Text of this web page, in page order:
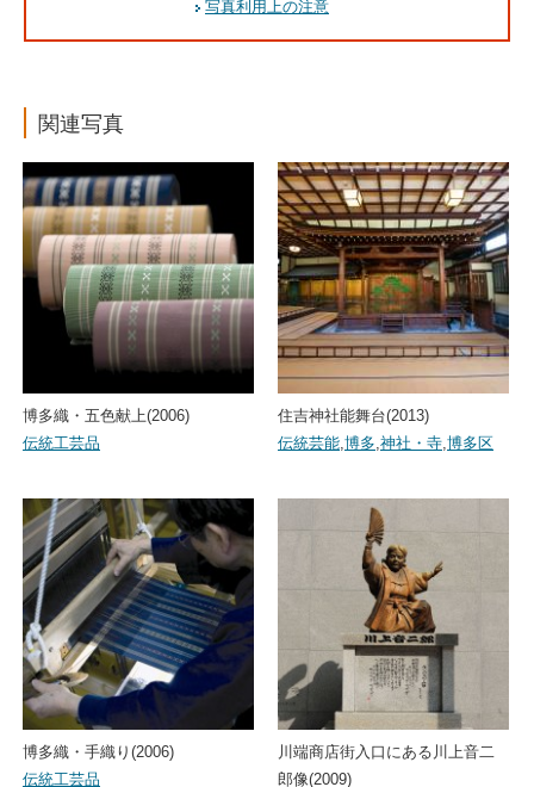
写真利用上の注意
関連写真
博多織・五色献上(2006)
伝統工芸品
住吉神社能舞台(2013)
伝統芸能,博多,神社・寺,博多区
博多織・手織り(2006)
伝統工芸品
川端商店街入口にある川上音二
郎像(2009)